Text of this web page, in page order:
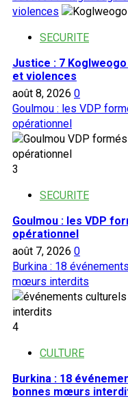
violences
SECURITE
Justice : 7
et violences
août 8, 2026 0
Goulmou : les VDP
opérationnel
3
SECURITE
Goulmou : les VDP
opérationnel
août 7, 2026 0
Burkina : 18
mœurs interdits
4
CULTURE
Burkina : 18
bonnes mœurs